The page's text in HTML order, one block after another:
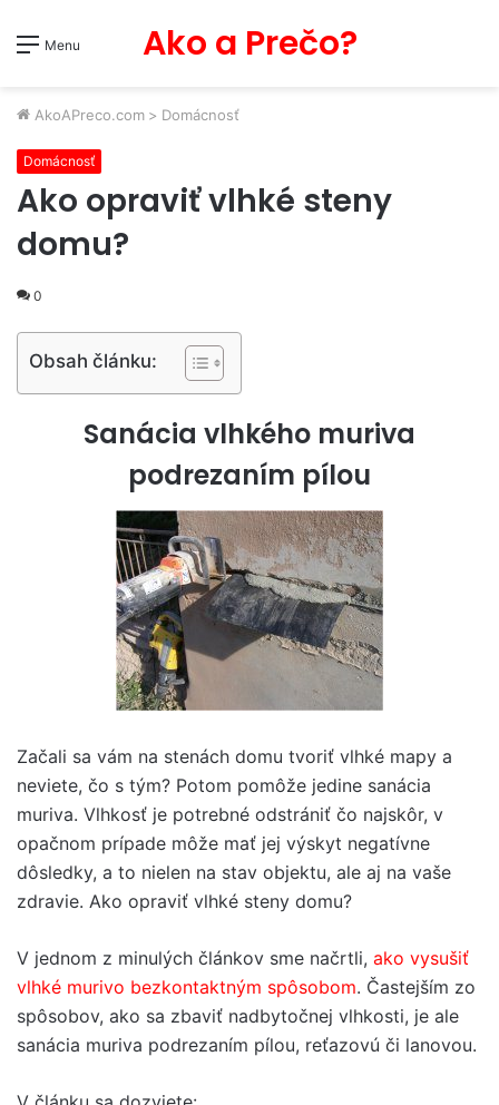
Menu Ako a Prečo?
AkoAPreco.com > Domácnosť
Domácnosť
Ako opraviť vlhké steny
domu?
0
Obsah článku:
Sanácia vlhkého muriva
podrezaním pílou
Začali sa vám na stenách domu tvoriť vlhké mapy a
neviete, čo s tým? Potom pomôže jedine sanácia
muriva. Vlhkosť je potrebné odstrániť čo najskôr, v
opačnom prípade môže mať jej výskyt negatívne
dôsledky, a to nielen na stav objektu, ale aj na vaše
zdravie. Ako opraviť vlhké steny domu?
V jednom z minulých článkov sme načrtli, ako vysušiť
vlhké murivo bezkontaktným spôsobom. Častejším zo
spôsobov, ako sa zbaviť nadbytočnej vlhkosti, je ale
sanácia muriva podrezaním pílou, reťazovú či lanovou.